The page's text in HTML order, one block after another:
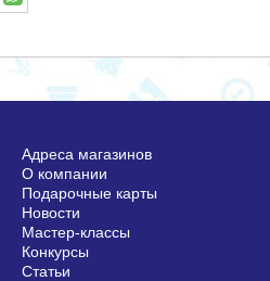
Адреса магазинов
О компании
Подарочные карты
Новости
Мастер-классы
Конкурсы
Статьи